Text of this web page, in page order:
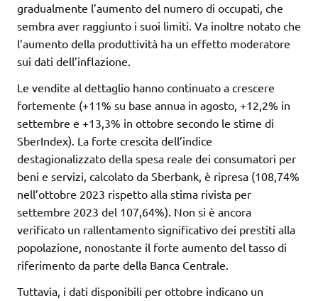
gradualmente l’aumento del numero di occupati, che
sembra aver raggiunto i suoi limiti. Va inoltre notato che
l’aumento della produttività ha un effetto moderatore
sui dati dell’inflazione.
Le vendite al dettaglio hanno continuato a crescere
fortemente (+11% su base annua in agosto, +12,2% in
settembre e +13,3% in ottobre secondo le stime di
SberIndex). La forte crescita dell’indice
destagionalizzato della spesa reale dei consumatori per
beni e servizi, calcolato da Sberbank, è ripresa (108,74%
nell’ottobre 2023 rispetto alla stima rivista per
settembre 2023 del 107,64%). Non si è ancora
verificato un rallentamento significativo dei prestiti alla
popolazione, nonostante il forte aumento del tasso di
riferimento da parte della Banca Centrale.
Tuttavia, i dati disponibili per ottobre indicano un